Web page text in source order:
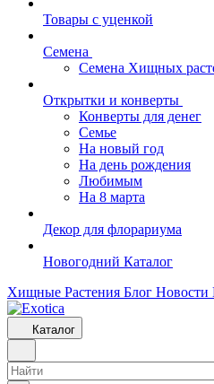
Товары с уценкой
Семена
Семена Хищных
Открытки и конверты
Конверты для денег
Семье
На новый год
На день рождения
Любимым
На 8 марта
Декор для флорариума
Новогодний Каталог
Хищные Растения Блог Новости
Каталог